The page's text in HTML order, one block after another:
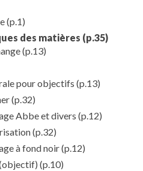
(p.1)
des matières (p.35)
(p.13)
pour objectifs (p.13)
(p.32)
Abbe et divers (p.12)
(p.32)
à fond noir(p.12)
(p.10)